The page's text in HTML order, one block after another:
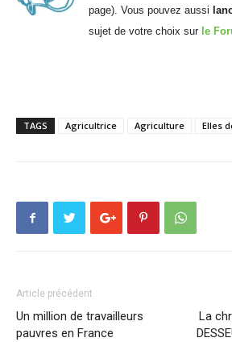
page). Vous pouvez aussi
sujet de votre choix sur le
TAGS Agricultrice Agriculture Elles
Article précédent
Un million de travailleurs
pauvres en France
La